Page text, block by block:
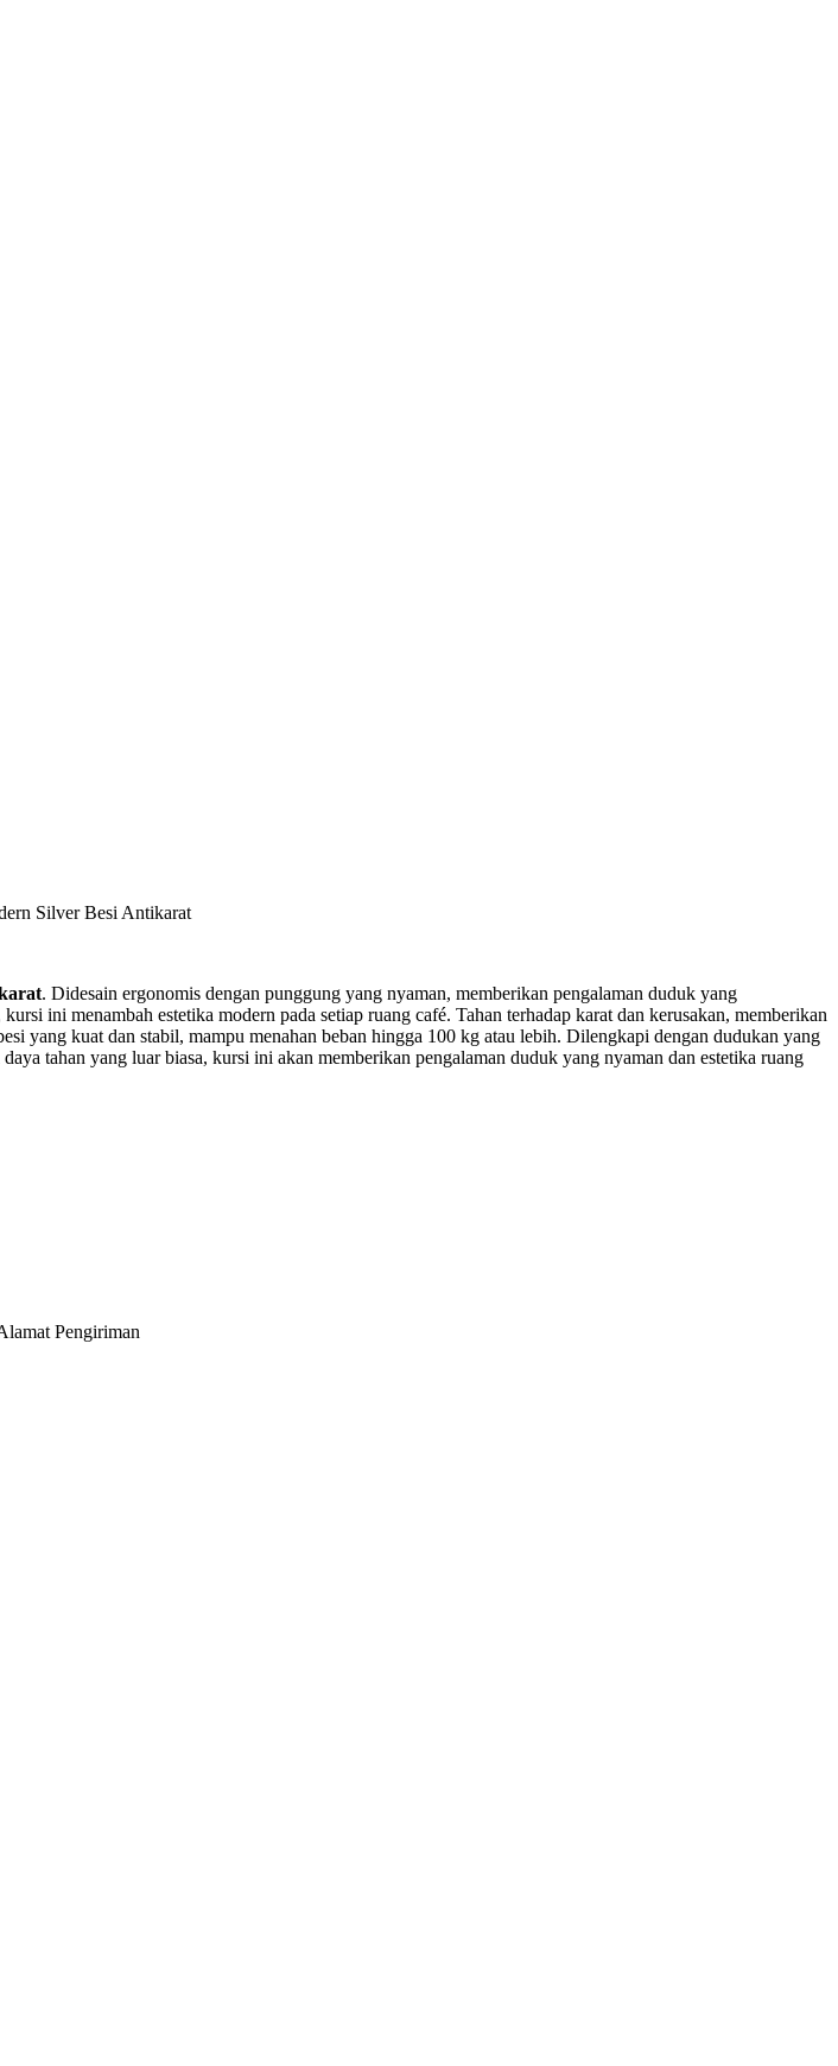
Silver Besi Antikarat
. Didesain ergonomis dengan punggung yang nyaman, memberikan pengalaman duduk yang
ini menambah estetika modern pada setiap ruang café. Tahan terhadap karat dan kerusakan, memberikan
yang kuat dan stabil, mampu menahan beban hingga 100 kg atau lebih. Dilengkapi dengan dudukan yang
tahan yang luar biasa, kursi ini akan memberikan pengalaman duduk yang nyaman dan estetika ruang
Pengiriman